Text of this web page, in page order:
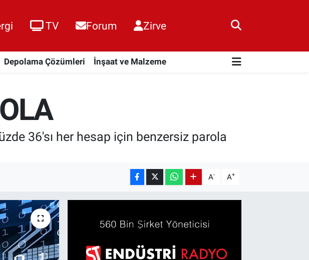
TV Forum Zirve
Depolama Çözümleri İnşaat ve Malzeme
36'sı her hesap için benzersiz parola
A- A+